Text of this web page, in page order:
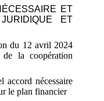
ET
ET
du 12 avril 2024
de la coopération
accord nécessaire
le plan financier